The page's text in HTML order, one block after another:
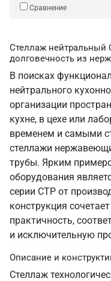
Сравнение
Стеллаж нейтральный
долговечность из
В поисках
нейтрального
организации
кухне, в цехе или
временем и самыми
стеллажи
трубы. Ярким
оборудования
серии СТР от
конструкция
практичность,
и исключительную
Описание и
Стеллаж